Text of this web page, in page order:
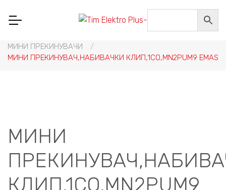
НИСКОНАПОНСКА ОПРЕМА
СКЛОПНА ТЕХНИКА, РЕЛЕИ И ПРЕИНУВАЧИ
МИНИ ПРЕКИНУВАЧИ
/
МИНИ ПРЕКИНУВАЧ,НАБИВАЧКИ КЛИП,1CO,MN2PUM9 EMAS
МИНИ
КЛИП,1CO,MN2PUM9